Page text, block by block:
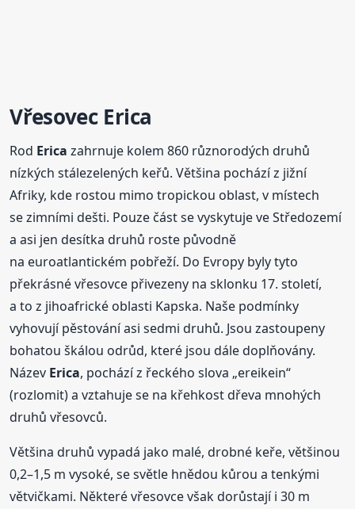
Vřesovec Erica
Rod Erica zahrnuje kolem 860 různorodých druhů
nízkých stálezelených keřů. Většina pochází z jižní
Afriky, kde rostou mimo tropickou oblast, v místech
se zimními dešti. Pouze část se vyskytuje ve Středozemí
a asi jen desítka druhů roste původně
na euroatlantickém pobřeží. Do Evropy byly tyto
překrásné vřesovce přivezeny na sklonku 17. století,
a to z jihoafrické oblasti Kapska. Naše podmínky
vyhovují pěstování asi sedmi druhů. Jsou zastoupeny
bohatou škálou odrůd, které jsou dále doplňovány.
Název Erica, pochází z řeckého slova „ereikein“
(rozlomit) a vztahuje se na křehkost dřeva mnohých
druhů vřesovců.
Většina druhů vypadá jako malé, drobné keře, většinou
0,2–1,5 m vysoké, se světle hnědou kůrou a tenkými
větvičkami. Některé vřesovce však dorůstají i 30 m